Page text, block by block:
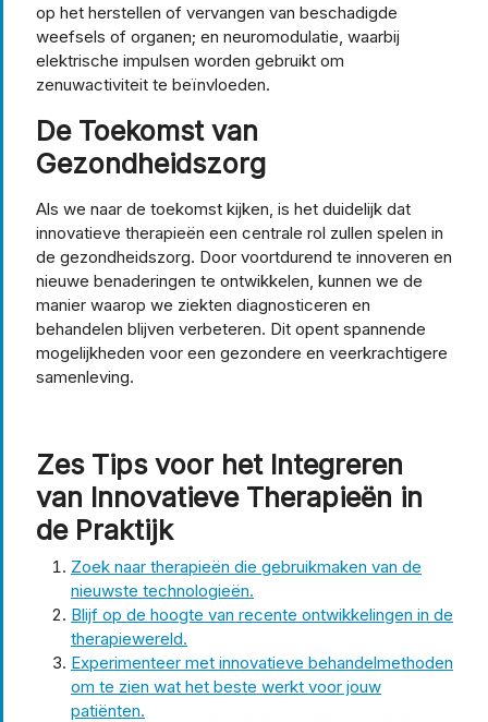
op het herstellen of vervangen van beschadigde
weefsels of organen; en neuromodulatie, waarbij
elektrische impulsen worden gebruikt om
zenuwactiviteit te beïnvloeden.
De Toekomst van
Gezondheidszorg
Als we naar de toekomst kijken, is het duidelijk dat
innovatieve therapieën een centrale rol zullen spelen in
de gezondheidszorg. Door voortdurend te innoveren en
nieuwe benaderingen te ontwikkelen, kunnen we de
manier waarop we ziekten diagnosticeren en
behandelen blijven verbeteren. Dit opent spannende
mogelijkheden voor een gezondere en veerkrachtigere
samenleving.
Zes Tips voor het Integreren
van Innovatieve Therapieën in
de Praktijk
Zoek naar therapieën die gebruikmaken van de
nieuwste technologieën.
Blijf op de hoogte van recente ontwikkelingen in de
therapiewereld.
Experimenteer met innovatieve behandelmethoden
om te zien wat het beste werkt voor jouw
patiënten.